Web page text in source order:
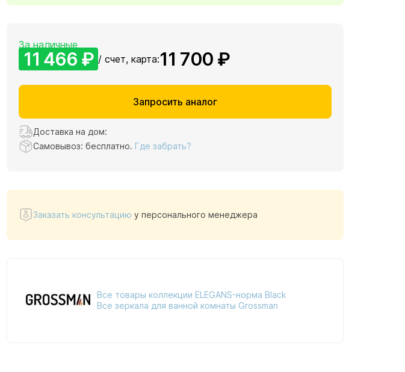
За наличные
11 466 ₽ / счет, карта:11 700 ₽
Запросить аналог
Доставка на дом:
Самовывоз: бесплатно. Где забрать?
Заказать консультацию у персонального менеджера
Все товары коллекции ELEGANS-норма Black
Все зеркала для ванной комнаты Grossman